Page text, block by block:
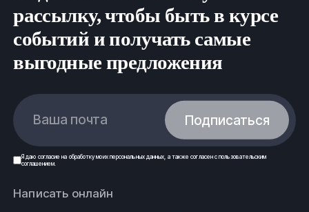
рассылку, чтобы быть в курсе
событий и получать самые
выгодные предложения
Ваша почта Подписаться
Я даю согласие на обработку моих персональных данных , а также согласен спользовательским
соглашением.
Написать онлайн